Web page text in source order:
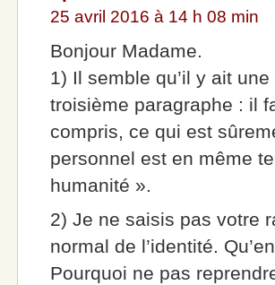
25 avril 2016 à 14 h 08 min
Bonjour Madame.
1) Il semble qu’il y ait
troisième paragraphe : il
compris, ce qui est
personnel est en même
humanité ».
2) Je ne saisis pas votre
normal de l’identité.
Pourquoi ne pas